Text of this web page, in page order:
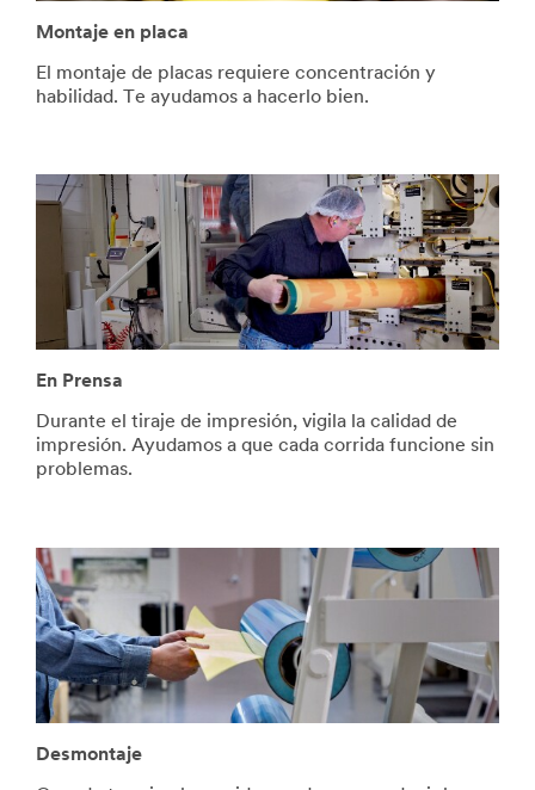
Montaje en placa
El montaje de placas requiere concentración y
habilidad. Te ayudamos a hacerlo bien.
En Prensa
Durante el tiraje de impresión, vigila la calidad de
impresión. Ayudamos a que cada corrida funcione sin
problemas.
Desmontaje